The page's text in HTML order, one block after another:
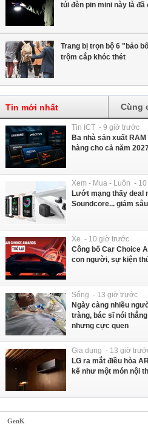
túi đèn pin mini này là đã
Trang bị trọn bộ 6 "bảo
trộm cắp khóc thét
Tin mới nhất Cùng
Tin ICT - 9 giờ trước
Ba nhà sản xuất
hàng cho cả năm
Xem - Mua - Luôn -
Lướt mạng thấy deal
Soundcore... giảm
Xe - 10 giờ trước
Công bố Car Choice
con người, sự kiện
Sống - 13 giờ trước
Ngày càng nhiều
tràng, bác sĩ nói
nhưng cực quen
Gia dụng - 13 giờ
LG ra mắt điều hòa
kế như một món nội
GenK